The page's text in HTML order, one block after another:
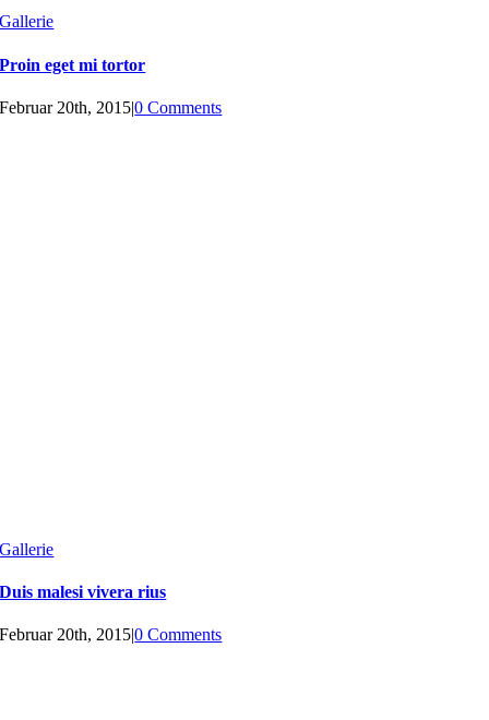
Gallerie
Proin eget mi tortor
Februar 20th, 2015|0 Comments
Gallerie
Duis malesi vivera rius
Februar 20th, 2015|0 Comments